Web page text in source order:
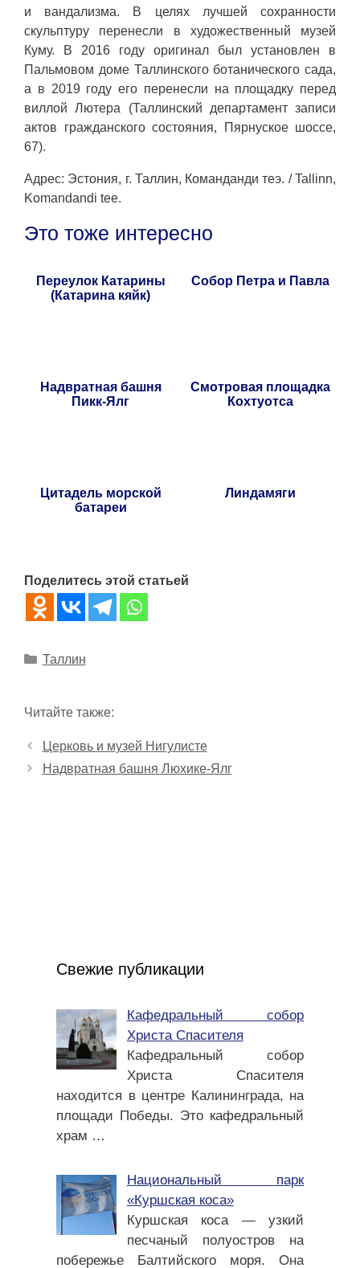
и вандализма. В целях лучшей сохранности
скульптуру перенесли в художественный музей
Куму. В 2016 году оригинал был установлен в
Пальмовом доме Таллинского ботанического сада,
а в 2019 году его перенесли на площадку перед
виллой Лютера (Таллинский департамент записи
актов гражданского состояния, Пярнуское шоссе,
67).
Адрес: Эстония, г. Таллин, Команданди теэ. / Tallinn,
Komandandi tee.
Это тоже интересно
Переулок Катарины
(Катарина кяйк)
Собор Петра и Павла
Надвратная башня
Пикк-Ялг
Смотровая площадка
Кохтуотса
Цитадель морской
батареи
Линдамяги
Поделитесь этой статьей
Рубрики
Таллин
Читайте также:
Церковь и музей Нигулисте
Надвратная башня Люхике-Ялг
Свежие публикации
Кафедральный собор
Христа Спасителя
Кафедральный собор
Христа Спасителя
находится в центре Калининграда, на
площади Победы. Это кафедральный
храм …
Национальный парк
«Куршская коса»
Куршская коса — узкий
песчаный полуостров на
побережье Балтийского моря. Она